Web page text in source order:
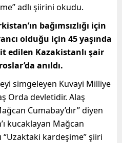
adlı şiirini okudu.
bağımsızlığı için
olduğu için 45 yaşında
edilen Kazakistanlı şair
anıldı.
simgeleyen Kuvayi Milliye
Orda devletidir. Alaş
Cumabay’dır” diyen
kucaklayan Mağcan
“Uzaktaki kardeşime” şiiri